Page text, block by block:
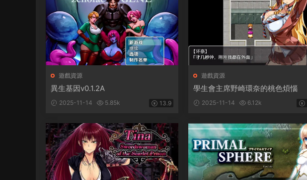
遊戲資源
異生基因v0.1.2A
2025-11-14 5.85k 13.9
遊戲資源
學生會主席野崎環奈的桃色煩惱
2025-11-14 6.12k